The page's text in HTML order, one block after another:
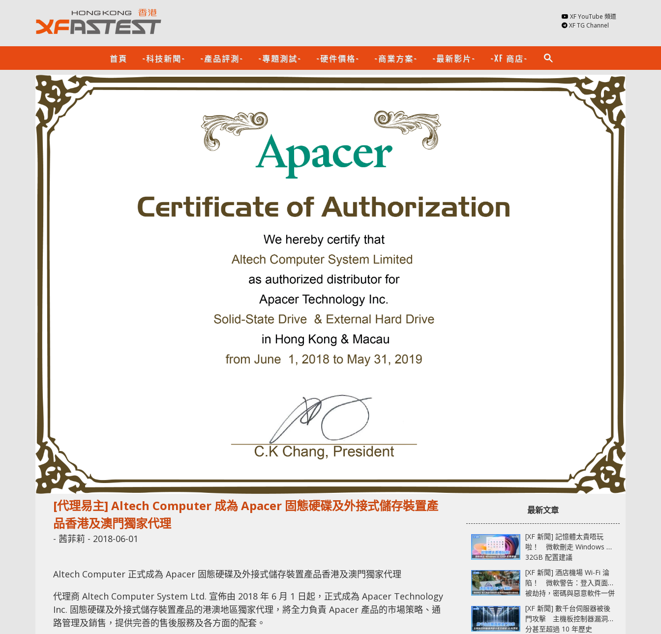
XF YouTube 頻道
XF TG Channel
首頁 -科技新聞- -產品評測- -專題測試- -硬件價格- -商業方案- -最新影片- -XF 商店- search
[代理易主] Altech Computer 成為 Apacer 固態硬碟及外接式儲存裝置產
品香港及澳門獨家代理
- 茜菲莉 - 2018-06-01
Altech Computer 正式成為 Apacer 固態硬碟及外接式儲存裝置產品香港及澳門獨家代理
代理商 Altech Computer System Ltd. 宣佈由 2018 年 6 月 1 日起，正式成為 Apacer Technology
Inc. 固態硬碟及外接式儲存裝置產品的港澳地區獨家代理，將全力負責 Apacer 產品的市場策略、通
路管理及銷售，提供完善的售後服務及各方面的配套。
最新文章
[XF 新聞] 記憶體太貴唔玩
啦！ 微軟刪走 Windows 11
32GB 配置建議
[XF 新聞] 酒店機場 Wi-Fi 淪
陷！ 微軟警告：登入頁面可
被劫持，密碼與惡意軟件一併
中招
[XF 新聞] 數千台伺服器被後
門攻擊 主機板控制器漏洞部
分甚至超過 10 年歷史